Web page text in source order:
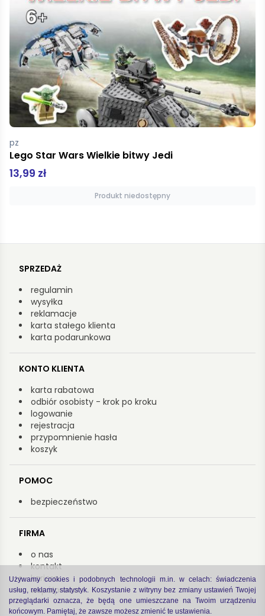
Używamy cookies i podobnych technologii m.in. w celach: świadczenia
usług, reklamy, statystyk. Koszystanie z witryny bez zmiany ustawień Twojej
przeglądarki oznacza, że będą one umieszczane na Twoim urządzeniu
końcowym. Pamiętaj, że zawsze możesz zmienić te ustawienia.
Gierak Krzysztof,Pollok Emilia
Algarve Pascal Lajt
21,52 zł
Dodaj do koszyka
SPRZEDAŻ
regulamin
wysyłka
reklamacje
karta stałego klienta
karta podarunkowa
KONTO KLIENTA
karta rabatowa
odbiór osobisty - krok po kroku
logowanie
rejestracja
przypomnienie hasła
koszyk
POMOC
bezpieczeństwo
FIRMA
o nas
kontakt
kariera
współpraca